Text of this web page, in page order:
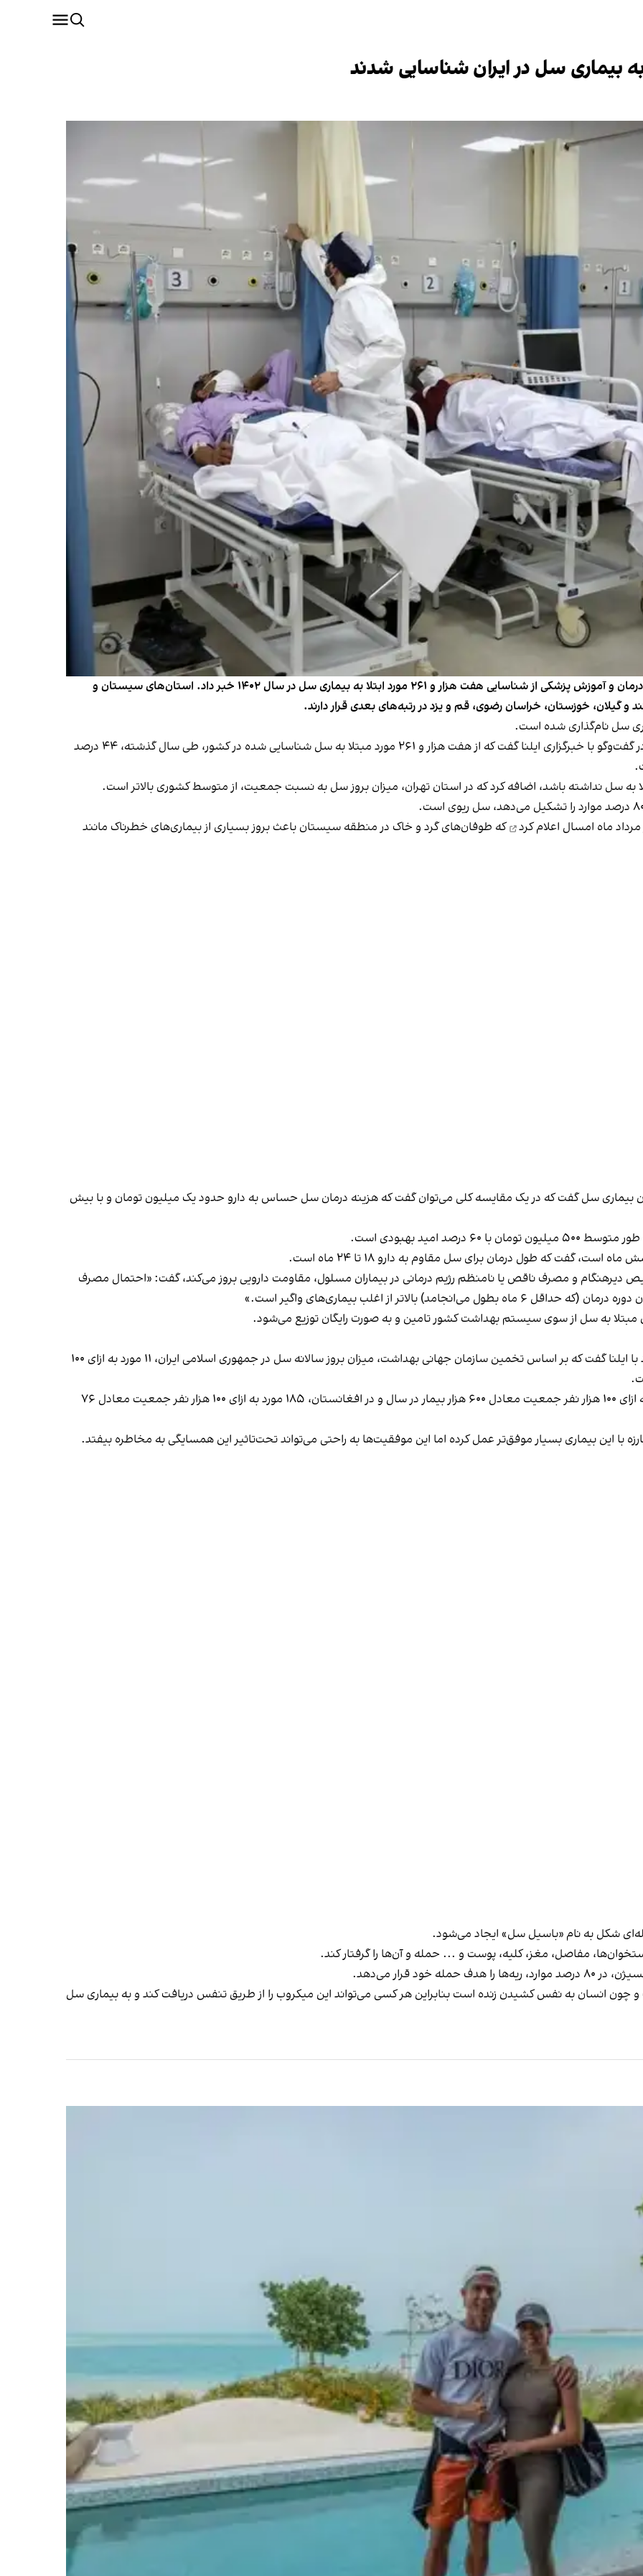
مهشید ناصحی، رییس اداره سل و جذام وزارت بهداشت، درمان و آموزش پزشکی از شناسایی هفت هزار و ۲۶۱ مورد ابتلا به بیماری سل در سال ۱۴۰۲ خبر داد. استان‌های سیستان و
و گیلان، خوزستان، خراسان رضوی، قم و یزد در رتبه‌های بعدی قرار دارند.
رییس اداره سل و جذام وزارت بهداشت، روز ۲۲ مهر ماه در گفت‌وگو با خبرگزاری ایلنا گفت که از هفت هزار و ۲۶۱ مورد مبتلا به سل شناسایی شده در کشور، طی سال گذشته، ۴۴ درصد
به سل نداشته باشد، اضافه کرد که در استان تهران، میزان بروز سل به نسبت جمعیت، از متوسط کشوری بالاتر است.
ماه امسال اعلام کرد
که طوفان‌های گرد و خاک در منطقه سیستان باعث بروز بسیاری از بیماری‌های خطرناک مانند
بیماری سل گفت که در یک مقایسه کلی می‌توان گفت که هزینه درمان سل حساس به دارو حدود یک میلیون تومان و با بیش
امید بهبودی است.
گفت که طول درمان برای سل مقاوم به دارو ۱۸ تا ۲۴ ماه است.
دیرهنگام و مصرف ناقص یا نامنظم رژیم درمانی در بیماران مسلول، مقاومت دارویی بروز می‌کند، گفت: «احتمال مصرف
بالاتر از اغلب بیماری‌های واگیر است.»
مبتلا به سل از سوی سیستم بهداشت کشور تامین و به صورت رایگان توزیع می‌شود.
رییس اداره سل و جذام وزارت بهداشت در گفت‌وگوی خود با ایلنا گفت که بر اساس تخمین سازمان جهانی بهداشت، میزان بروز سالانه سل در جمهوری اسلامی ایران، ۱۱ مورد به ازای ۱۰۰
به گفته ناصحی، این آمار در کشور پاکستان، ۲۵۸ مورد به ازای ۱۰۰ هزار نفر جمعیت معادل ۶۰۰ هزار بیمار در سال و در افغانستان، ۱۸۵ مورد به ازای ۱۰۰ هزار نفر جمعیت معادل ۷۶
با این بیماری بسیار موفق‌تر عمل کرده اما این موفقیت‌ها به راحتی می‌تواند تحت‌تاثیر این همسایگی به مخاطره بیفتد.
شکل به نام «باسیل سل» ایجاد می‌شود.
مفاصل، مغز، کلیه، پوست و ... حمله و آن‌ها را گرفتار کند.
خود قرار می‌دهد.
انسان به نفس کشیدن زنده است بنابراین هر کسی می‌تواند این میکروب را از طریق تنفس دریافت کند و به بیماری سل